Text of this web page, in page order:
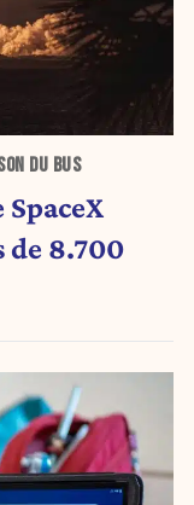
DU BUS
de 8.700